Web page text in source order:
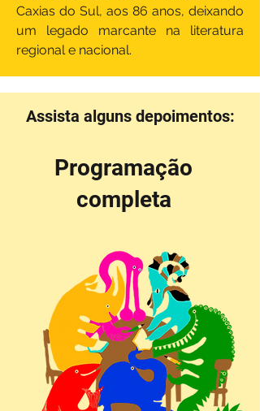
Caxias do Sul, aos 86 anos, deixando
um legado marcante na literatura
regional e nacional.
Assista alguns depoimentos:
Programação
completa